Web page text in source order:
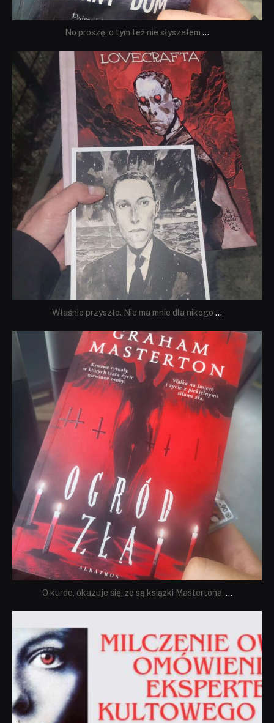
No proszę, o tym też nie słyszałem ...
dobryhorror
Wrz 19
Właśnie przyszło. Nie ma mnie dla nikogo ...
dobryhorror
Sie 23
O kurde, okazuje się, że są książki Mastertona, ...